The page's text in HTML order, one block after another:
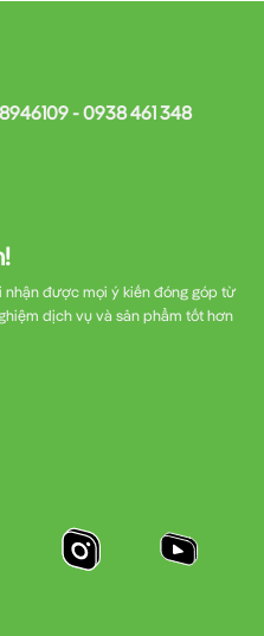
nhận được mọi ý kiến đóng góp từ
dịch vụ và sản phẩm tốt hơn
- 0938 461 348